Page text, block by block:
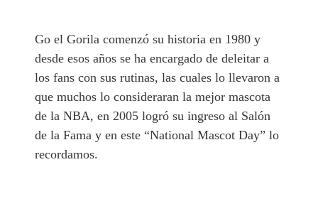
Go el Gorila comenzó su historia en 1980 y
desde esos años se ha encargado de deleitar a
los fans con sus rutinas, las cuales lo llevaron a
que muchos lo consideraran la mejor mascota
de la NBA, en 2005 logró su ingreso al Salón
de la Fama y en este “National Mascot Day” lo
recordamos.